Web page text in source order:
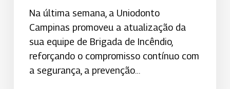
Na última semana, a Uniodonto
Campinas promoveu a atualização da
sua equipe de Brigada de Incêndio,
reforçando o compromisso contínuo com
a segurança, a prevenção…